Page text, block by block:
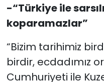
-“Türkiye ile
koparamazlar”
“Bizim tarihimiz
birdir, ecdadımız
Cumhuriyeti ile